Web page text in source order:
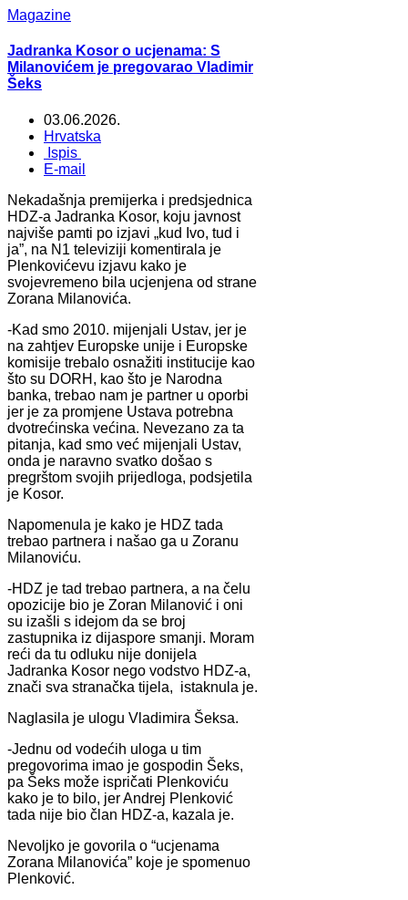
Magazine
Jadranka Kosor o ucjenama: S
Milanovićem je pregovarao Vladimir
Šeks
03.06.2026.
Hrvatska
Ispis
E-mail
Nekadašnja premijerka i predsjednica
HDZ-a Jadranka Kosor, koju javnost
najviše pamti po izjavi „kud Ivo, tud i
ja”, na N1 televiziji komentirala je
Plenkovićevu izjavu kako je
svojevremeno bila ucjenjena od strane
Zorana Milanovića.
-Kad smo 2010. mijenjali Ustav, jer je
na zahtjev Europske unije i Europske
komisije trebalo osnažiti institucije kao
što su DORH, kao što je Narodna
banka, trebao nam je partner u oporbi
jer je za promjene Ustava potrebna
dvotrećinska većina. Nevezano za ta
pitanja, kad smo već mijenjali Ustav,
onda je naravno svatko došao s
pregrštom svojih prijedloga, podsjetila
je Kosor.
Napomenula je kako je HDZ tada
trebao partnera i našao ga u Zoranu
Milanoviću.
-HDZ je tad trebao partnera, a na čelu
opozicije bio je Zoran Milanović i oni
su izašli s idejom da se broj
zastupnika iz dijaspore smanji. Moram
reći da tu odluku nije donijela
Jadranka Kosor nego vodstvo HDZ-a,
znači sva stranačka tijela, istaknula je.
Naglasila je ulogu Vladimira Šeksa.
-Jednu od vodećih uloga u tim
pregovorima imao je gospodin Šeks,
pa Šeks može ispričati Plenkoviću
kako je to bilo, jer Andrej Plenković
tada nije bio član HDZ-a, kazala je.
Nevoljko je govorila o “ucjenama
Zorana Milanovića” koje je spomenuo
Plenković.